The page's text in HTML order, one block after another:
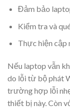
Đảm bảo
Kiểm tra và
Thực hiện cập
Nếu laptop vẫn
do lỗi từ bộ phát
trường hợp lỗi
thiết bị này. Còn